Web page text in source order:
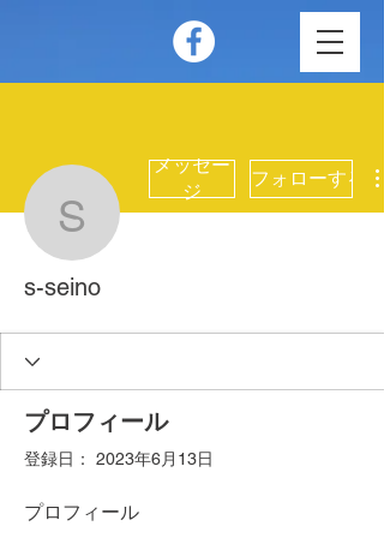
s-seino
メッセー
ジ
フォローする
s-seino
プロフィール
登録日： 2023年6月13日
プロフィール